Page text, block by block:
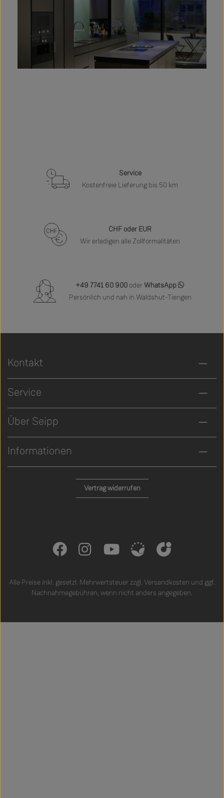
Service
Kostenfreie Lieferung bis 50 km
CHF oder EUR
Wir erledigen alle Zollformalitäten
+49 7741 60 900 oder WhatsApp
Persönlich und nah in Waldshut-Tiengen
Kontakt
Service
Über Seipp
Informationen
Vertrag widerrufen
Alle Preise inkl. gesetzl. Mehrwertsteuer zzgl. Versandkosten und ggf.
Nachnahmegebühren, wenn nicht anders angegeben.